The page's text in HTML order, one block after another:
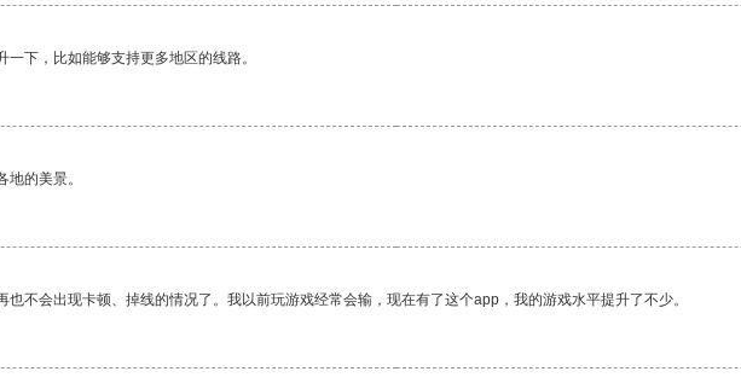
下，比如能够支持更多地区的线路。
的美景。
不会出现卡顿、掉线的情况了。我以前玩游戏经常会输，现在有了这个app，我的游戏水平提升了不少。